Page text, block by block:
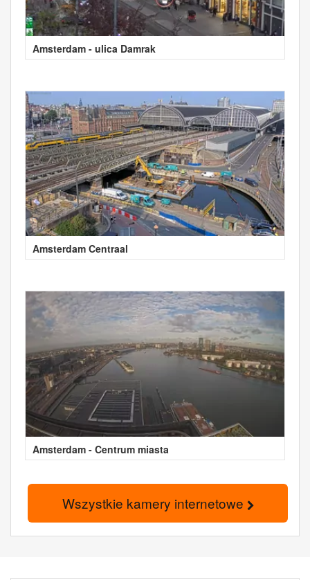
Amsterdam - ulica Damrak
Amsterdam Centraal
Amsterdam - Centrum miasta
Wszystkie kamery internetowe